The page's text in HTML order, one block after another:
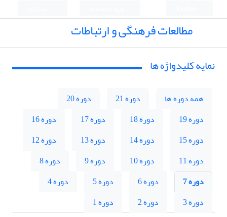
مطالعات فرهنگی و ارتباطات
نمایه کلیدواژه ها
همه دوره ها دوره 21
دوره 20
دوره 19
دوره 18 دوره 17
دوره 16
دوره 15
دوره 14 دوره 13
دوره 12
دوره 11
دوره 10 دوره 9
دوره 8
دوره 7
دوره 6 دوره 5
دوره 4
دوره 3
دوره 2 دوره 1